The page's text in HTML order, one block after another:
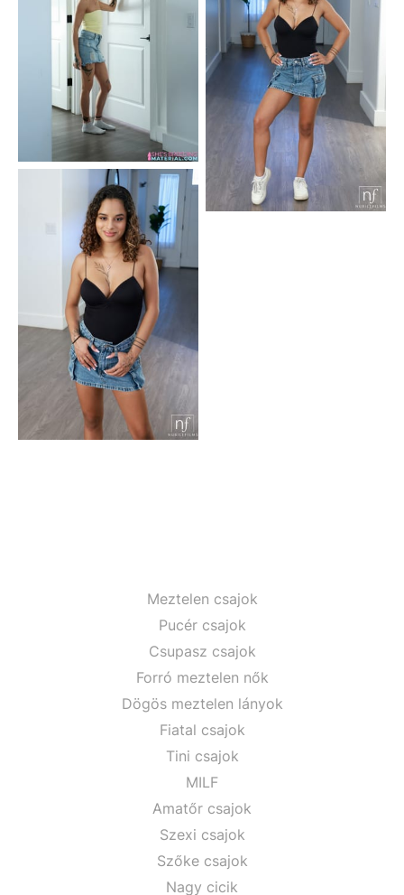
Meztelen csajok
Pucér csajok
Csupasz csajok
Forró meztelen nők
Dögös meztelen lányok
Fiatal csajok
Tini csajok
MILF
Amatőr csajok
Szexi csajok
Szőke csajok
Nagy cicik